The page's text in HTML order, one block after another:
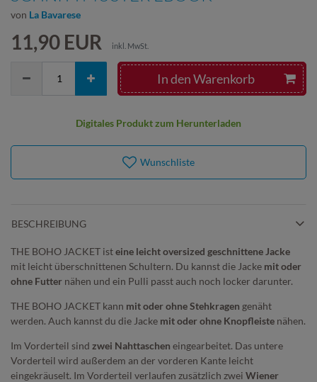
von La Bavarese
11,90 EUR inkl. MwSt.
In den Warenkorb
Digitales Produkt zum Herunterladen
Wunschliste
BESCHREIBUNG
THE BOHO JACKET isteine leicht oversized geschnittene Jacke
mit leicht überschnittenen Schultern. Du kannst die Jacke mit oder
ohne Futter nähen und ein Pulli passt auch noch locker darunter.
THE BOHO JACKET kann mit oder ohne Stehkragen genäht
werden. Auch kannst du die Jacke mit oder ohne Knopfleiste nähen.
Im Vorderteil sind zwei Nahttaschen eingearbeitet. Das untere
Vorderteil wird außerdem an der vorderen Kante leicht
eingekräuselt. Im Vorderteil verlaufen zusätzlich zwei Wiener